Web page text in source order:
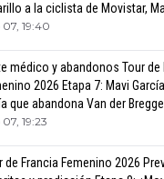
a la ciclista de Movistar,
07, 19:40
médico y abandonos Tour de
2026 Etapa 7: Mavi
que abandona Van der
19:23
de Francia Femenino 2026